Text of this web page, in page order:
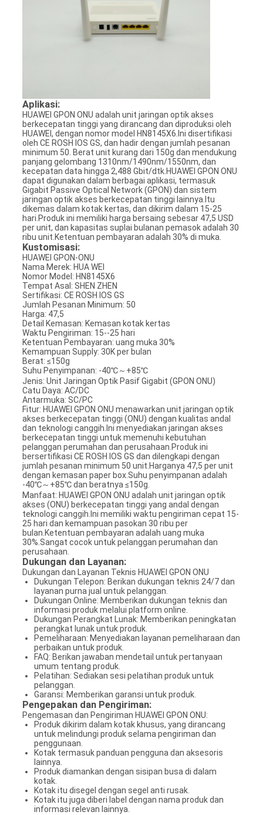
Aplikasi:
HUAWEI GPON ONU adalah unit jaringan optik akses
berkecepatan tinggi yang dirancang dan diproduksi oleh
HUAWEI, dengan nomor model HN8145X6.Ini disertifikasi
oleh CE ROSH IOS GS, dan hadir dengan jumlah pesanan
minimum 50. Berat unit kurang dari 150g dan mendukung
panjang gelombang 1310nm/1490nm/1550nm, dan
kecepatan data hingga 2,488 Gbit/dtk.HUAWEI GPON ONU
dapat digunakan dalam berbagai aplikasi, termasuk
Gigabit Passive Optical Network (GPON) dan sistem
jaringan optik akses berkecepatan tinggi lainnya.Itu
dikemas dalam kotak kertas, dan dikirim dalam 15-25
hari.Produk ini memiliki harga bersaing sebesar 47,5 USD
per unit, dan kapasitas suplai bulanan pemasok adalah 30
ribu unit.Ketentuan pembayaran adalah 30% di muka.
Kustomisasi:
HUAWEI GPON-ONU
Nama Merek: HUA WEI
Nomor Model: HN8145X6
Tempat Asal: SHEN ZHEN
Sertifikasi: CE ROSH IOS GS
Jumlah Pesanan Minimum: 50
Harga: 47,5
Detail Kemasan: Kemasan kotak kertas
Waktu Pengiriman: 15--25 hari
Ketentuan Pembayaran: uang muka 30%
Kemampuan Supply: 30K per bulan
Berat: ≤150g
Suhu Penyimpanan: -40℃～+85℃
Jenis: Unit Jaringan Optik Pasif Gigabit (GPON ONU)
Catu Daya: AC/DC
Antarmuka: SC/PC
Fitur: HUAWEI GPON ONU menawarkan unit jaringan optik
akses berkecepatan tinggi (ONU) dengan kualitas andal
dan teknologi canggih.Ini menyediakan jaringan akses
berkecepatan tinggi untuk memenuhi kebutuhan
pelanggan perumahan dan perusahaan.Produk ini
bersertifikasi CE ROSH IOS GS dan dilengkapi dengan
jumlah pesanan minimum 50 unit.Harganya 47,5 per unit
dengan kemasan paper box.Suhu penyimpanan adalah
-40℃～+85℃ dan beratnya ≤150g.
Manfaat: HUAWEI GPON ONU adalah unit jaringan optik
akses (ONU) berkecepatan tinggi yang andal dengan
teknologi canggih.Ini memiliki waktu pengiriman cepat 15-
25 hari dan kemampuan pasokan 30 ribu per
bulan.Ketentuan pembayaran adalah uang muka
30%.Sangat cocok untuk pelanggan perumahan dan
perusahaan.
Dukungan dan Layanan:
Dukungan dan Layanan Teknis HUAWEI GPON ONU
Dukungan Telepon: Berikan dukungan teknis 24/7 dan
layanan purna jual untuk pelanggan.
Dukungan Online: Memberikan dukungan teknis dan
informasi produk melalui platform online.
Dukungan Perangkat Lunak: Memberikan peningkatan
perangkat lunak untuk produk.
Pemeliharaan: Menyediakan layanan pemeliharaan dan
perbaikan untuk produk.
FAQ: Berikan jawaban mendetail untuk pertanyaan
umum tentang produk.
Pelatihan: Sediakan sesi pelatihan produk untuk
pelanggan.
Garansi: Memberikan garansi untuk produk.
Pengepakan dan Pengiriman:
Pengemasan dan Pengiriman HUAWEI GPON ONU:
Produk dikirim dalam kotak khusus, yang dirancang
untuk melindungi produk selama pengiriman dan
penggunaan.
Kotak termasuk panduan pengguna dan aksesoris
lainnya.
Produk diamankan dengan sisipan busa di dalam
kotak.
Kotak itu disegel dengan segel anti rusak.
Kotak itu juga diberi label dengan nama produk dan
informasi relevan lainnya.